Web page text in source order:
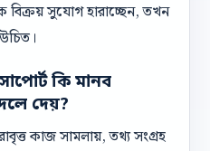
বিক্রয় সুযোগ হারাচ্ছেন, তখন
কি মানব
দেয়?
কাজ সামলায়, তথ্য সংগ্রহ